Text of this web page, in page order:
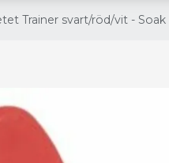
Trainer svart/röd/vit - Soak